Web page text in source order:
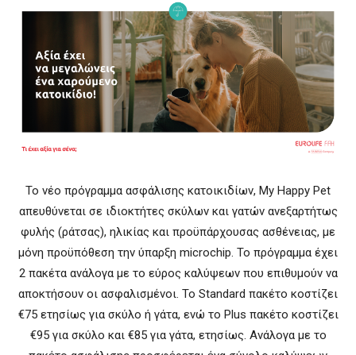
To νέο πρόγραμμα ασφάλισης κατοικιδίων, My Happy Pet
απευθύνεται σε ιδιοκτήτες σκύλων και γατών ανεξαρτήτως
φυλής (ράτσας), ηλικίας και προϋπάρχουσας ασθένειας, με
μόνη προϋπόθεση την ύπαρξη microchip. Το πρόγραμμα έχει
2 πακέτα ανάλογα με το εύρος καλύψεων που επιθυμούν να
αποκτήσουν οι ασφαλισμένοι. Το Standard πακέτο κοστίζει
€75 ετησίως για σκύλο ή γάτα, ενώ το Plus πακέτο κοστίζει
€95 για σκύλο και €85 για γάτα, ετησίως. Ανάλογα με το